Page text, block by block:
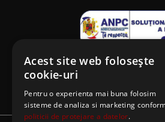
Acest site web folosește
cookie-uri
Pentru o experienta mai buna folosim
sisteme de analiza si marketing
politicii de protejare a datelor.